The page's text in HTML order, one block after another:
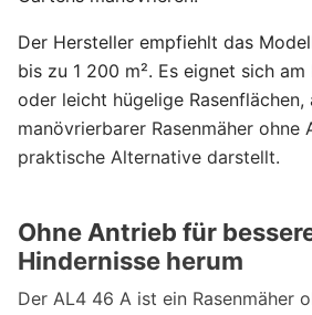
Der Hersteller empfiehlt das
bis zu 1 200 m². Es eignet sich
oder leicht hügelige
manövrierbarer Rasenmäher ohne
praktische Alternative darstellt.
Ohne Antrieb für
Hindernisse herum
Der AL4 46 A ist ein Rasenmäher